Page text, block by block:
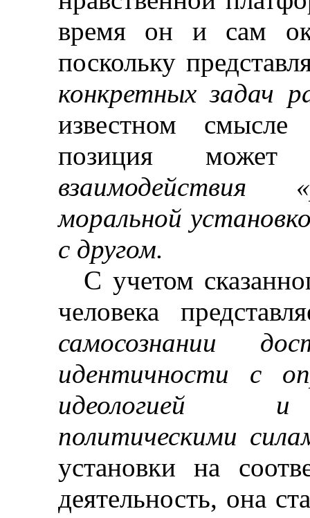
время он и сам
поскольку
конкретных задач
известном смысле
позиция
моральной
с другом.
С учетом
человека
самосознании
идентичности с
идеологией и
политическими
установки на
деятельность, она